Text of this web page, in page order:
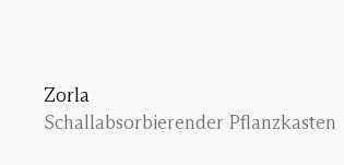
Zorla
Schallabsorbierender Pflanzkasten